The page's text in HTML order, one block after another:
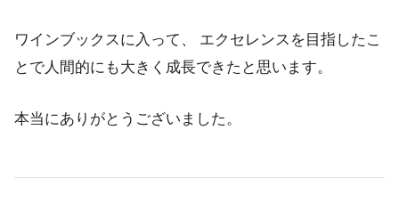
ワインブックスに入って、 エクセレンスを目指したこ
とで人間的にも大きく成長できたと思います。
本当にありがとうございました。